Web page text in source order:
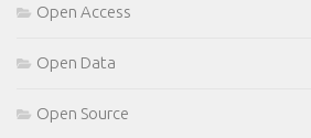
Open Access
Open Data
Open Source